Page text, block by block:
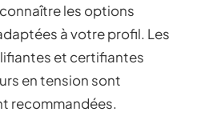
les options
à votre profil. Les
et certifiantes
en tension sont
recommandées.